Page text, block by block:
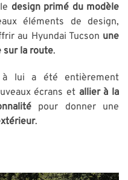
design primé du modèle
éléments de design,
au Hyundai Tucson une
sur la route.
à lui a été entièrement
écrans et allier à la
pour donner une
.